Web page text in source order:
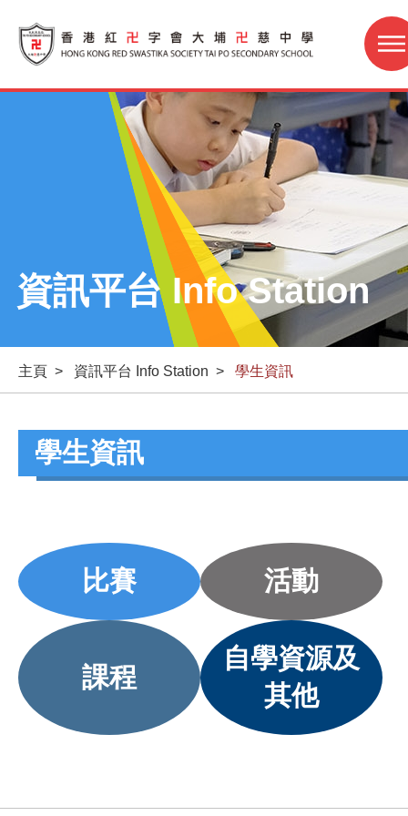
資訊平台 Info Station
主頁 > 資訊平台 Info Station > 學生資訊
學生資訊
比賽 活動
課程
自學資源及
其他